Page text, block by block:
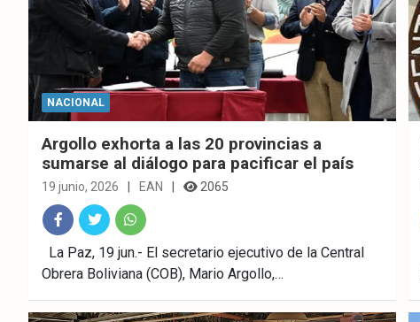
NACIONAL
Argollo exhorta a las 20 provincias a
sumarse al diálogo para pacificar el país
19 junio, 2026 EAN 2065
Fac
ebo
ok
Twitt
er
What
sAp
p
La Paz, 19 jun.- El secretario ejecutivo de la Central
Obrera Boliviana (COB), Mario Argollo,…